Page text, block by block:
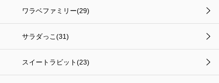
ワラベファミリー(29)
サラダっこ(31)
スイートラビット(23)